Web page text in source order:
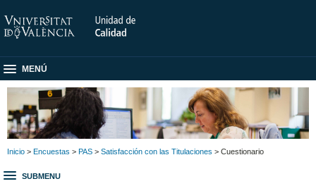
MENÚ
Inicio > Encuestas > PAS > Satisfacción con las Titulaciones > Cuestionario
SUBMENU